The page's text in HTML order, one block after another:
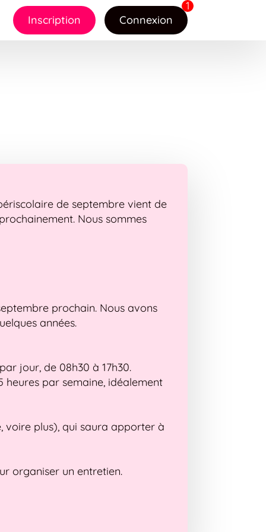
Inscription Connexion
de septembre vient de
Nous sommes
prochain. Nous avons
années.
jour, de 08h30 à 17h30.
heures par semaine, idéalement
voire plus), qui saura apporter à
organiser un entretien.